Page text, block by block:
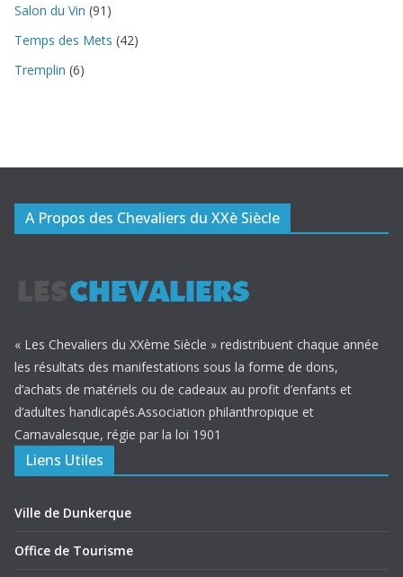
Salon du Vin (91)
Temps des Mets (42)
Tremplin (6)
A Propos des Chevaliers du XXè Siècle
« Les Chevaliers du XXème Siècle » redistribuent chaque année
les résultats des manifestations sous la forme de dons,
d’achats de matériels ou de cadeaux au profit d’enfants et
d’adultes handicapés.Association philanthropique et
Carnavalesque, régie par la loi 1901
Liens Utiles
Ville de Dunkerque
Office de Tourisme